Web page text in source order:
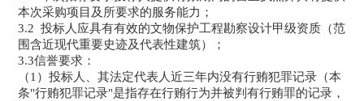
本次采购项目及所要求的服务能力；
3.2 投标人应具有有效的文物保护工程勘察设计甲级资质（范
围含近现代重要史迹及代表性建筑）；
3.3信誉要求：
（1）投标人、其法定代表人近三年内没有行贿犯罪记录（本
条"行贿犯罪记录"是指存在行贿行为并被判有行贿罪的记录，